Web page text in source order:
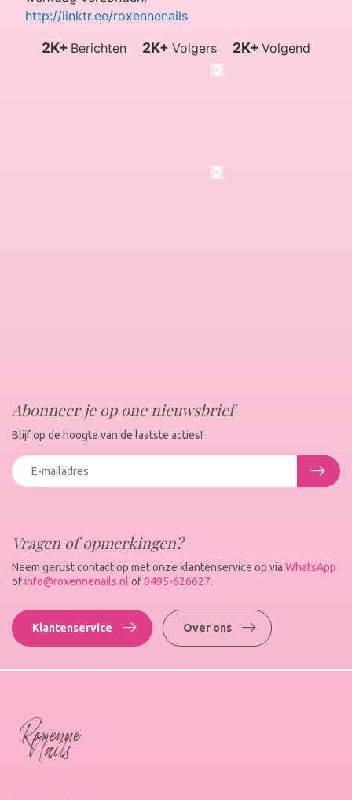
Vragen of opmerkingen?
Neem gerust contact op met onze klantenservice op via WhatsApp
ofinfo@roxennenails.nl of0495-626627.
Klantenservice Over ons
Abonneer je op one nieuwsbrief
Blijf op de hoogte van de laatste acties!